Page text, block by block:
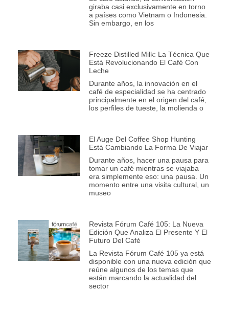
giraba casi exclusivamente en torno
a países como Vietnam o Indonesia.
Sin embargo, en los
Freeze Distilled Milk: La Técnica Que
Está Revolucionando El Café Con
Leche
Durante años, la innovación en el
café de especialidad se ha centrado
principalmente en el origen del café,
los perfiles de tueste, la molienda o
El Auge Del Coffee Shop Hunting
Está Cambiando La Forma De Viajar
Durante años, hacer una pausa para
tomar un café mientras se viajaba
era simplemente eso: una pausa. Un
momento entre una visita cultural, un
museo
Revista Fórum Café 105: La Nueva
Edición Que Analiza El Presente Y El
Futuro Del Café
La Revista Fórum Café 105 ya está
disponible con una nueva edición que
reúne algunos de los temas que
están marcando la actualidad del
sector